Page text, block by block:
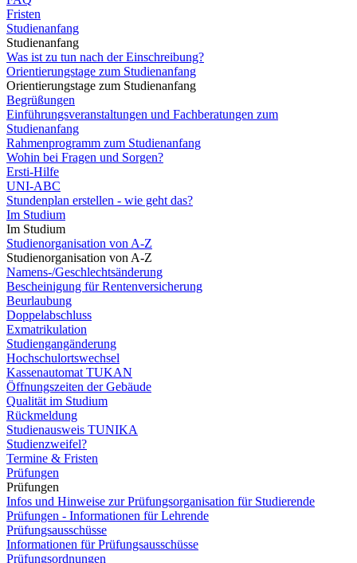
Fristen
Studienanfang
Studienanfang
Was ist zu tun nach der Einschreibung?
Orientierungstage zum Studienanfang
Orientierungstage zum Studienanfang
Begrüßungen
Einführungsveranstaltungen und Fachberatungen zum
Studienanfang
Rahmenprogramm zum Studienanfang
Wohin bei Fragen und Sorgen?
Ersti-Hilfe
UNI-ABC
Stundenplan erstellen - wie geht das?
Im Studium
Im Studium
Studienorganisation von A-Z
Studienorganisation von A-Z
Namens-/Geschlechtsänderung
Bescheinigung für Rentenversicherung
Beurlaubung
Doppelabschluss
Exmatrikulation
Studiengangänderung
Hochschulortswechsel
Kassenautomat TUKAN
Öffnungszeiten der Gebäude
Qualität im Studium
Rückmeldung
Studienausweis TUNIKA
Studienzweifel?
Termine & Fristen
Prüfungen
Prüfungen
Infos und Hinweise zur Prüfungsorganisation für Studierende
Prüfungen - Informationen für Lehrende
Prüfungsausschüsse
Informationen für Prüfungsausschüsse
Prüfungsordnungen